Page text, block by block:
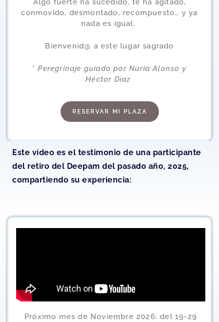
Algo fuerte ha sucedido, te ha agitado,
conmovido, desmontado, recompuesto… y ya
nada es igual.
Bienvenid@ a este lugar sagrado
* Peregrinaje guiado por Nuria Alonso y
Héctor Díaz
RESERVAR MI PLAZA
Este vídeo es el testimonio de una participante
del retiro del Deepam del pasado año, 2025,
compartiendo su experiencia:
Próximo mes de Noviembre 2026: del 19-29